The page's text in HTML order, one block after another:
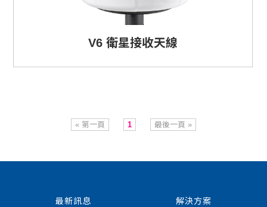
V6 衛星接收天線
« 第一頁 1 最後一頁 »
最新訊息 解決方案